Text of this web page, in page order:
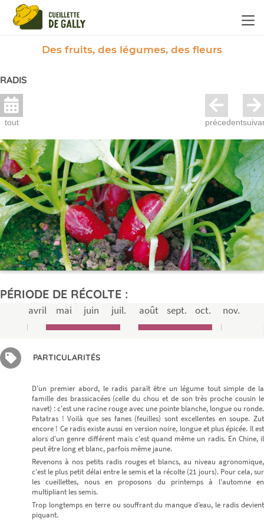
Des fruits, des légumes, des fleurs
RADIS
tout précedent
PÉRIODE DE RÉCOLTE :
avril mai juin juil. août sept. oct. nov.
PARTICULARITÉS
D'un premier abord, le radis paraît être un légume tout simple de la
famille des brassicacées (celle du chou et de son très proche cousin le
navet) : c'est une racine rouge avec une pointe blanche, longue ou ronde.
Patatras ! Voilà que ses fanes (feuilles) sont excellentes en soupe. Zut
encore ! Ce radis existe aussi en version noire, longue et plus épicée. Il est
alors d'un genre différent mais c'est quand même un radis. En Chine, il
peut être long et blanc, parfois même jaune.
Revenons à nos petits radis rouges et blancs, au niveau agronomique,
c'est le plus petit délai entre le semis et la récolte (21 jours). Pour cela, sur
les cueillettes, nous en proposons du printemps à l'automne en
multipliant les semis.
Trop longtemps en terre ou souffrant du manque d’eau, le radis devient
piquant.
Panneau de gestion des cookies